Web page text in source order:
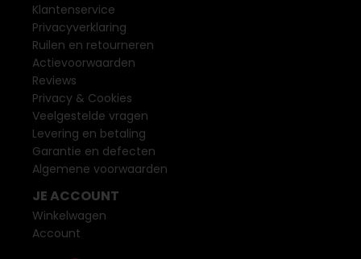
Klantenservice
Privacyverklaring
Ruilen en retourneren
Actievoorwaarden
Reviews
Privacy & Cookies
Veelgestelde vragen
Levering en betaling
Garantie en defecten
Algemene voorwaarden
JE ACCOUNT
Winkelwagen
Account